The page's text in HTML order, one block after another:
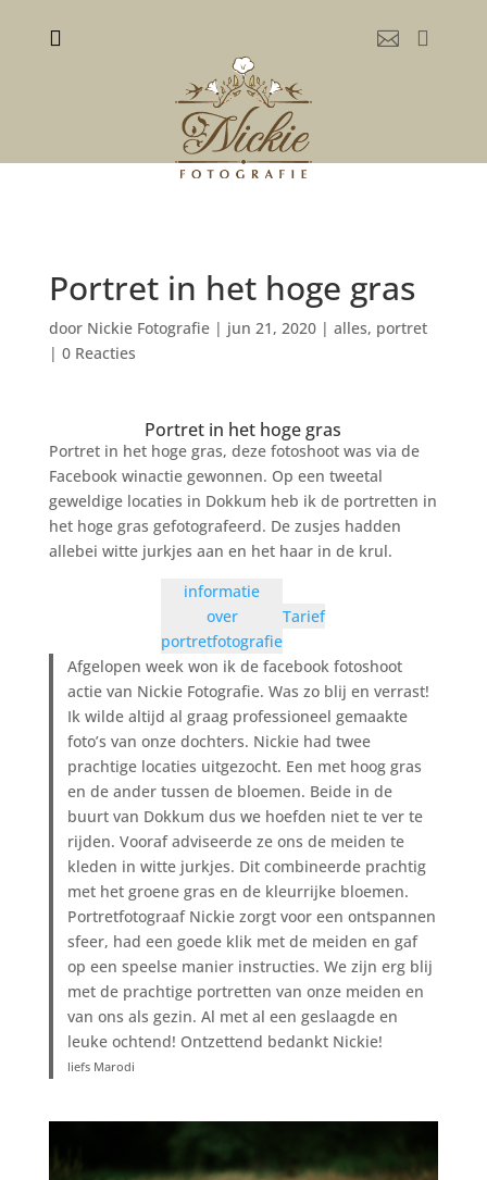
  
Portret in het hoge gras
door Nickie Fotografie| jun 21, 2020| alles, portret
| 0 Reacties
Portret in het hoge gras
Portret in het hoge gras, deze fotoshoot was via de
Facebook winactie gewonnen. Op een tweetal
geweldige locaties in Dokkum heb ik de portretten in
het hoge gras gefotografeerd. De zusjes hadden
allebei witte jurkjes aan en het haar in de krul.
informatie
over
portretfotografie
Tarief
Afgelopen week won ik de facebook fotoshoot
actie van Nickie Fotografie. Was zo blij en verrast!
Ik wilde altijd al graag professioneel gemaakte
foto’s van onze dochters. Nickie had twee
prachtige locaties uitgezocht. Een met hoog gras
en de ander tussen de bloemen. Beide in de
buurt van Dokkum dus we hoefden niet te ver te
rijden. Vooraf adviseerde ze ons de meiden te
kleden in witte jurkjes. Dit combineerde prachtig
met het groene gras en de kleurrijke bloemen.
Portretfotograaf Nickie zorgt voor een ontspannen
sfeer, had een goede klik met de meiden en gaf
op een speelse manier instructies. We zijn erg blij
met de prachtige portretten van onze meiden en
van ons als gezin. Al met al een geslaagde en
leuke ochtend! Ontzettend bedankt Nickie!
liefs Marodi